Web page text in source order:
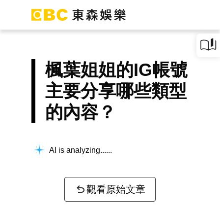
楓葉姐姐的IG帳號
主要分享哪些類型
的內容？
AI is analyzing...
觀看原始文章